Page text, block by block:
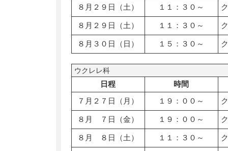
８月２９日（土） １１：３０～
８月２９日（土） １１：３０～
８月３０日（日） １５：３０～
ウクレレ科
日程
時間
７月２７日（月）
１９：００～
８月 ７日（金） １９：００～
８月 ８日（土） １１：３０～